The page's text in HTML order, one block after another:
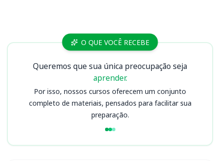
Cursos O QUE VOCÊ RECEBE
Queremos que sua única preocupação seja
aprender.
Por isso, nossos cursos oferecem um conjunto
completo de materiais, pensados para facilitar sua
preparação.